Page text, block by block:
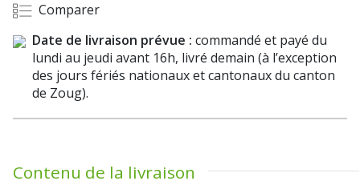
Contenu de la livraison
Comparer
Date de livraison prévue : commandé et payé du
lundi au jeudi avant 16h, livré demain (à l’exception
des jours fériés nationaux et cantonaux du canton
de Zoug).